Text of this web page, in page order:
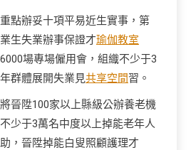
點辦妥十項平易近生實事，第
生失業辦事保證才瑜伽教室
場專場僱用會，組織不少于3
群體展開失業見共享空間習。
晉陞100家以上縣級公辦養老機
少于3萬名中度以上掉能老年人
，晉陞掉能白叟照顧護理才